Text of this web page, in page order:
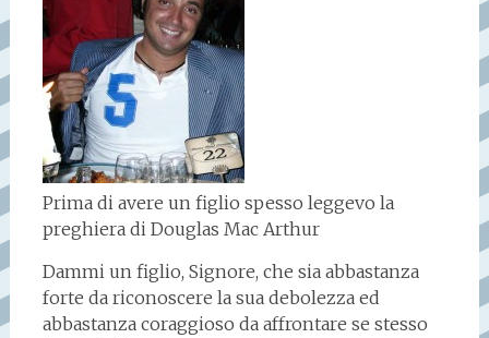
Prima di avere un figlio spesso leggevo la
preghiera di Douglas Mac Arthur
Dammi un figlio, Signore, che sia abbastanza
forte da riconoscere la sua debolezza ed
abbastanza coraggioso da affrontare se stesso